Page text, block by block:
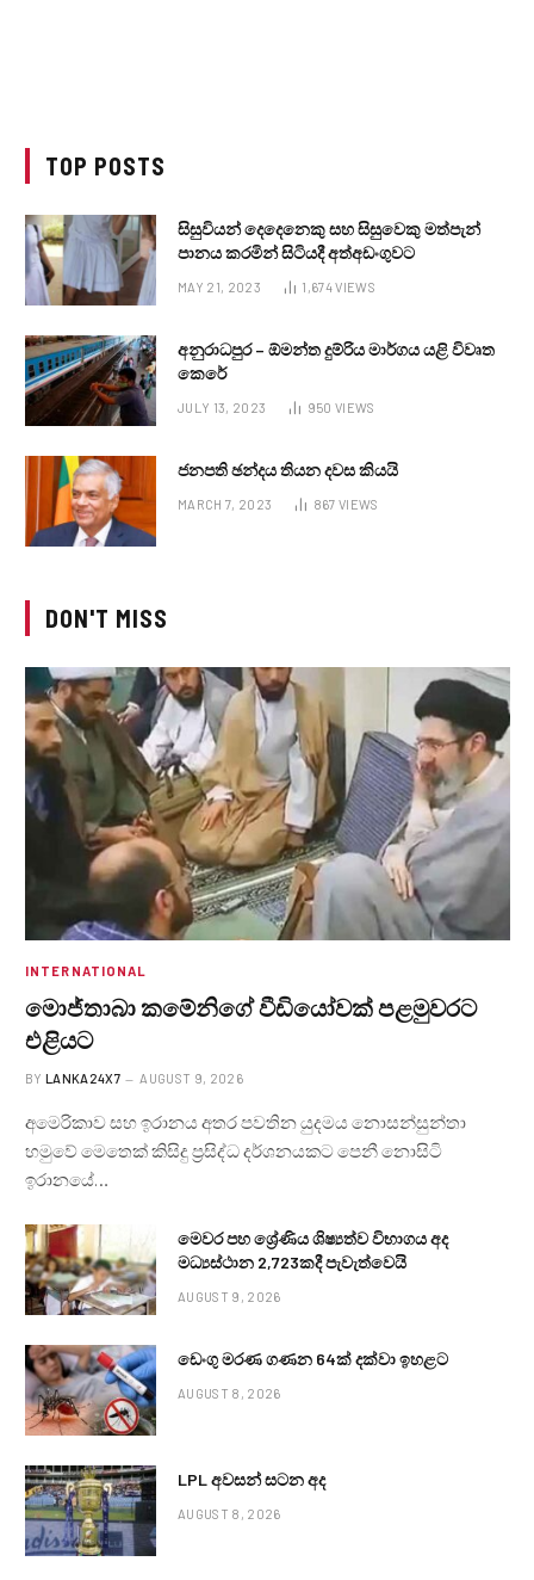
TOP POSTS
සිසුවියන් දෙදෙනෙකු සහ සිසුවෙකු මත්පැන්
පානය කරමින් සිටියදී අත්අඩංගුවට
MAY 21, 2023 1,674VIEWS
අනුරාධපුර – ඕමන්ත දුම්රිය මාර්ගය යළි විවෘත
කෙරේ
JULY 13, 2023 950 VIEWS
ජනපති ඡන්දය තියන දවස කියයි
MARCH 7, 2023 867 VIEWS
DON'T MISS
INTERNATIONAL
මොජ්තාබා කමේනිගේ වීඩියෝවක් පළමුවරට
එළියට
BY LANKA24X7 AUGUST 9, 2026
අමෙරිකාව සහ ඉරානය අතර පවතින යුදමය නොසන්සුන්තා
හමුවේ මෙතෙක් කිසිදු ප්‍රසිද්ධ දර්ශනයකට පෙනී නොසිටි
ඉරානයේ…
මෙවර පහ ශ්‍රේණිය ශිෂ්‍යත්ව විභාගය අද
මධ්‍යස්ථාන 2,723කදී පැවැත්වෙයි
AUGUST 9, 2026
ඩෙංගු මරණ ගණන 64ක් දක්වා ඉහළට
AUGUST 8, 2026
LPL අවසන් සටන අද
AUGUST 8, 2026